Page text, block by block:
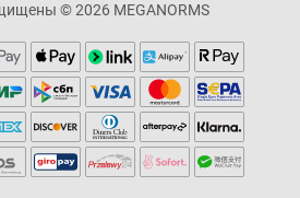
© 2026 MEGANORMS